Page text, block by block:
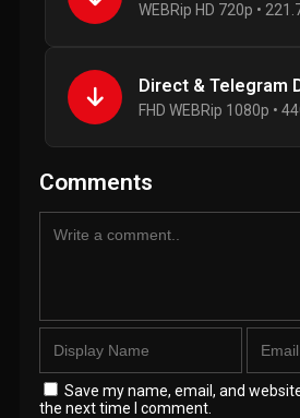
WEBRip HD 720p •
Direct & Telegram
FHD WEBRip 1080p •
Comments
Save my name, email, and
the next time I comment.